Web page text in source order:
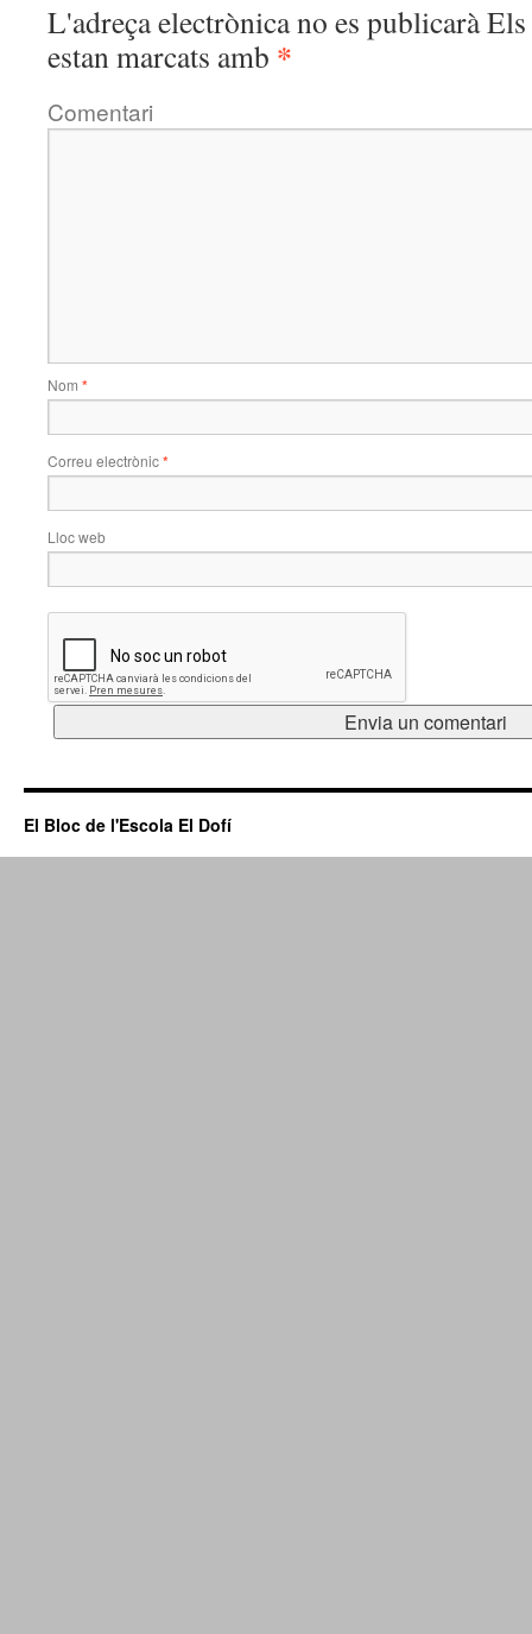
L'adreça electrònica no es publicaràEls
estan marcats amb *
Comentari
Nom *
Correu electrònic*
Lloc web
El Bloc de l'Escola El Dofí